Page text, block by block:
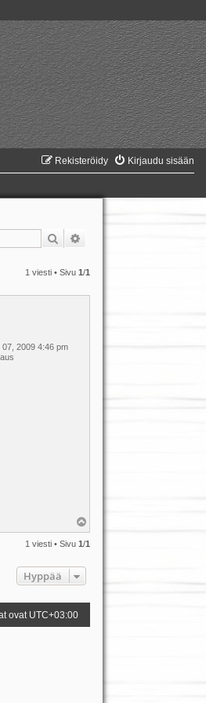
Kirjaudu sisään
Rekisteröidy
Etsi
1 viesti • Sivu1/1
07, 2009 4:46 pm
l
ö
1 viesti • Sivu1/1
Hyppää
ovat UTC+03:00